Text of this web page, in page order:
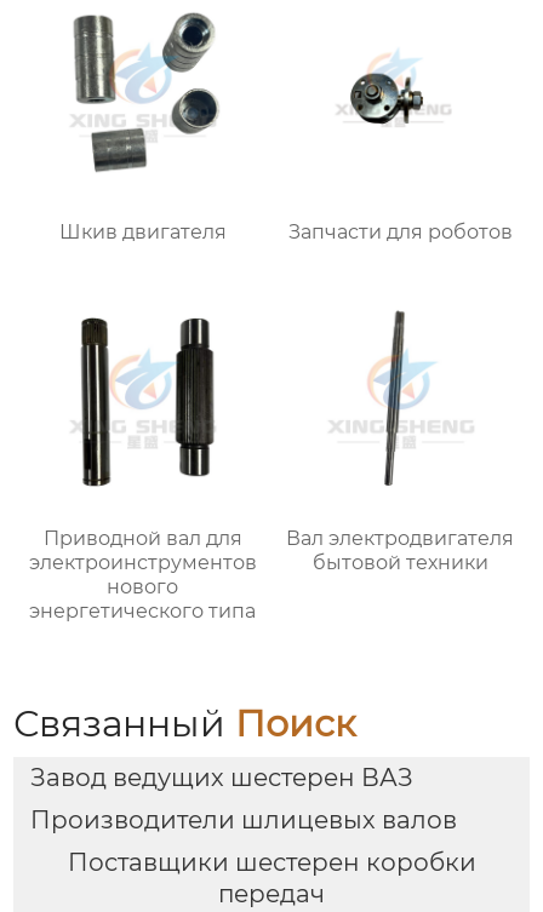
Шкив двигателя Запчасти для роботов
Приводной вал для
электроинструментов
нового
энергетического типа
Вал электродвигателя
бытовой техники
Связанный Поиск
Завод ведущих шестерен ВАЗ
Производители шлицевых валов
Поставщики шестерен коробки
передач